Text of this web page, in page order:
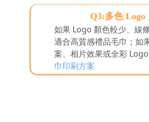
Q3:多色
如果 Logo 顏色較少、線
適合高質感禮品毛巾；如
案、相片效果或全彩
巾印刷方案